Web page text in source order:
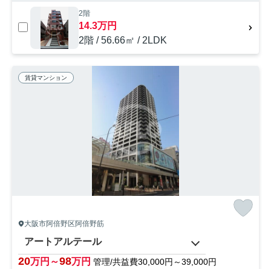
2階
14.3万円
2階 / 56.66㎡ / 2LDK
賃貸マンション
大阪市阿倍野区阿倍野筋
アートアルテール
20万円～98万円 管理/共益費30,000円～39,000円